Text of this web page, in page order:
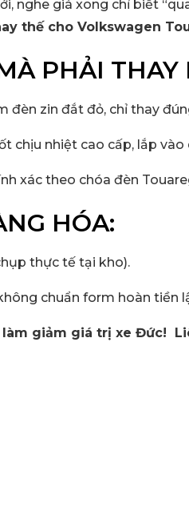
nghe giá xong chỉ biết
thế cho Volkswagen
PHẢI THAY
đèn zin đắt đỏ, chỉ thay
chịu nhiệt cao cấp, lắp
xác theo chóa đèn
HÓA:
thực tế tại kho).
chuẩn form hoàn tiền
giảm giá trị xe Đức!